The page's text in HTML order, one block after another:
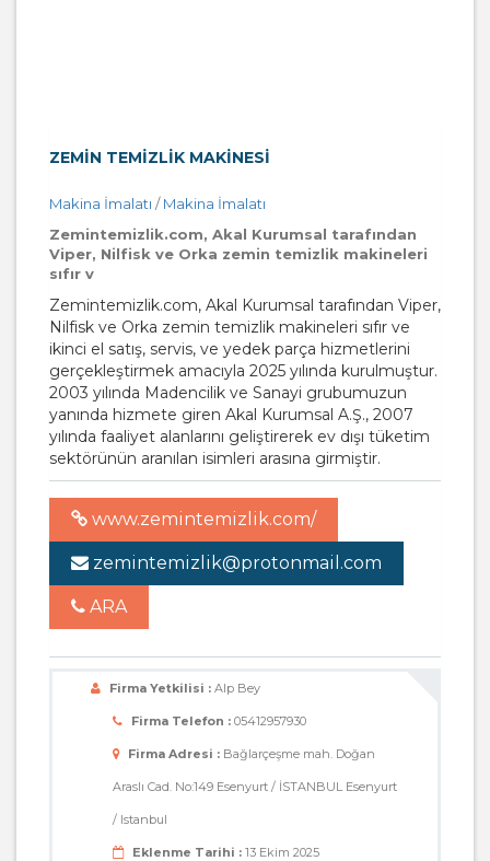
ZEMIN TEMIZLIK MAKINESI
Makina İmalatı /Makina İmalatı
Zemintemizlik.com, Akal Kurumsal tarafından
Viper, Nilfisk ve Orka zemin temizlik makineleri
sıfır v
Zemintemizlik.com, Akal Kurumsal tarafından Viper,
Nilfisk ve Orka zemin temizlik makineleri sıfır ve
ikinci el satış, servis, ve yedek parça hizmetlerini
gerçekleştirmek amacıyla 2025 yılında kurulmuştur.
2003 yılında Madencilik ve Sanayi grubumuzun
yanında hizmete giren Akal Kurumsal A.Ş., 2007
yılında faaliyet alanlarını geliştirerek ev dışı tüketim
sektörünün aranılan isimleri arasına girmiştir.
www.zemintemizlik.com/
zemintemizlik@protonmail.com
ARA
Firma Yetkilisi : Alp Bey
Firma Telefon : 05412957930
Firma Adresi : Bağlarçeşme mah. Doğan
Araslı Cad. No:149 Esenyurt / İSTANBUL Esenyurt
/ Istanbul
Eklenme Tarihi : 13 Ekim 2025